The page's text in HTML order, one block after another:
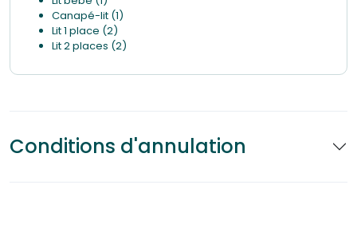
Canapé-lit (1)
Lit 1 place (2)
Lit 2 places (2)
Conditions d'annulation